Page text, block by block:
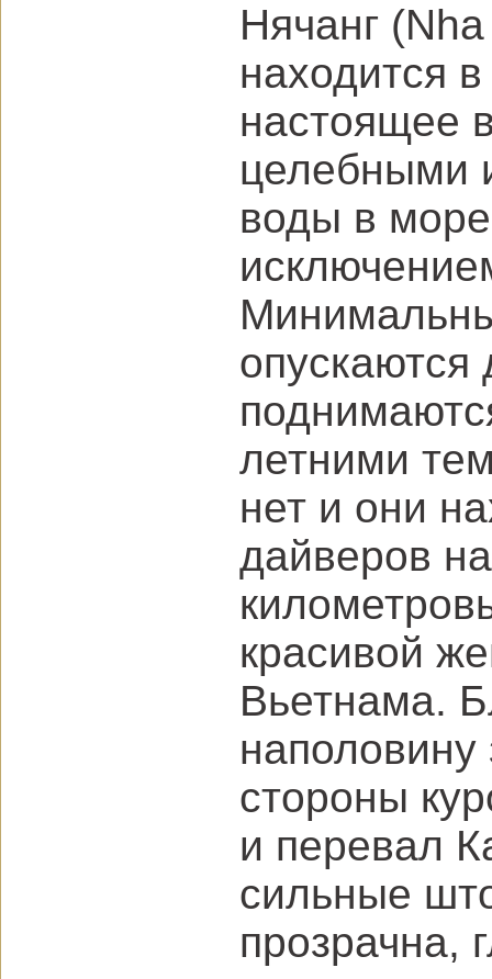
Нячанг
находится
настоящее
целебными
воды в
летними
нет и они
дайверов
красивой
Вьетнама.
наполовину
стороны
и перевал
сильные
прозрачна,